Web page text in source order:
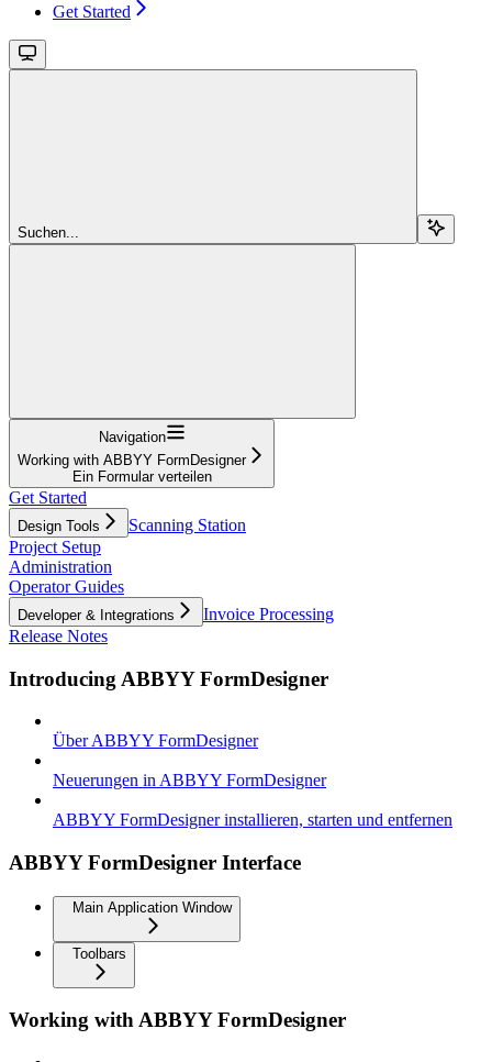
Get Started
Suchen...
Navigation
Working with ABBYY FormDesigner
Ein Formular verteilen
Get Started
Design Tools
Scanning Station
Project Setup
Administration
Operator Guides
Developer & Integrations
Invoice Processing
Release Notes
Introducing ABBYY FormDesigner
Über ABBYY FormDesigner
Neuerungen in ABBYY FormDesigner
ABBYY FormDesigner installieren, starten und entfernen
ABBYY FormDesigner Interface
Main Application Window
Toolbars
Working with ABBYY FormDesigner